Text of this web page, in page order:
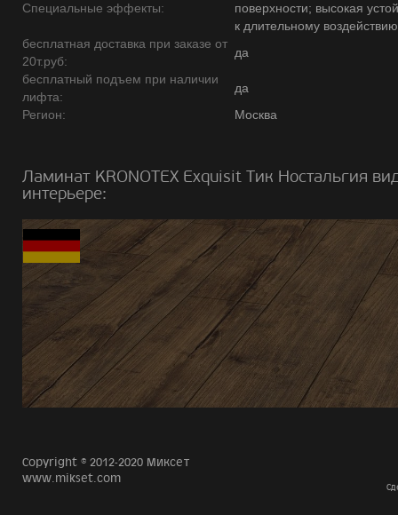
Специальные эффекты:
поверхности; высокая
к длительному
бесплатная доставка при заказе от
20т.руб:
да
бесплатный подъем при наличии
лифта:
да
Регион:
Москва
Ламинат KRONOTEX Exquisit Тик Ностальгия
интерьере:
Copyright © 2012-2020 Миксет
www.mikset.com